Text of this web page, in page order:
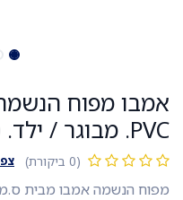
PVC. מבוגר / ילד. ס.מדיק יבוא
(0 ביקורת)
מפוח הנשמה אמבו מבית